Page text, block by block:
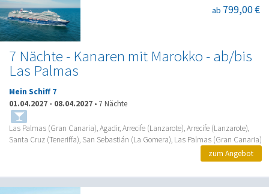
7 Nächte - Kanaren mit Marokko - ab/bis
Las Palmas
ab 799,00 €
Mein Schiff 7
01.04.2027 - 08.04.2027 • 7 Nächte
Las Palmas (Gran Canaria), Agadir, Arrecife (Lanzarote), Arrecife (Lanzarote),
Santa Cruz (Teneriffa), San Sebastián (La Gomera), Las Palmas (Gran Canaria)
zum Angebot